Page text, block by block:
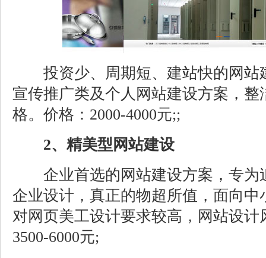
投资少、周期短、建站快的网站
宣传推广类及个人网站建设方案，
格。价格：2000-4000元;;
2、精美型网站建设
企业首选的网站建设方案，专为
企业设计，真正的物超所值，面向
对网页美工设计要求较高，网站设
3500-6000元;